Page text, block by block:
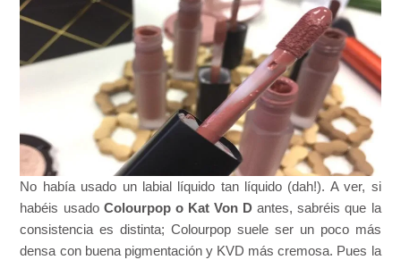
No había usado un labial líquido tan líquido (dah!). A ver, si
habéis usadoColourpop o Kat Von D antes, sabréis que la
consistencia es distinta; Colourpop suele ser un poco más
densa con buena pigmentación y KVD más cremosa. Pues la